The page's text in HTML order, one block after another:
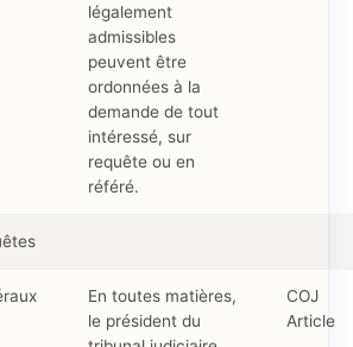
légalement
admissibles
peuvent être
ordonnées à la
demande de tout
intéressé, sur
requête ou en
référé.
En toutes matières,
le président du
COJ
Article